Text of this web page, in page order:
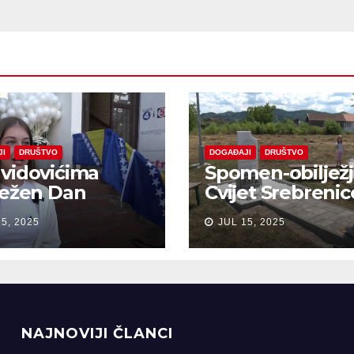
DRUŠTVO
Dan
na žrtve
u
2025
DOGAĐAJI DRUŠTVO
Spomen-
Cvijet
Bobarama
JUL 15, 2025
NAJNOVIJI ČLANCI